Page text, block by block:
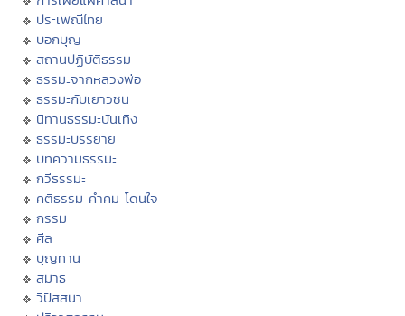
ประเพณีไทย
บอกบุญ
สถานปฏิบัติธรรม
ธรรมะจากหลวงพ่อ
ธรรมะกับเยาวชน
นิทานธรรมะบันเทิง
ธรรมะบรรยาย
บทความธรรมะ
กวีธรรมะ
คติธรรม คำคม โดนใจ
กรรม
ศีล
บุญทาน
สมาธิ
วิปัสสนา